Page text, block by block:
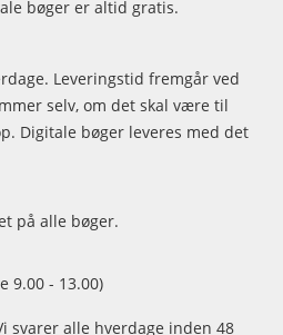
bøger er altid gratis.
Leveringstid fremgår ved
selv, om det skal være til
Digitale bøger leveres med det
på alle bøger.
9.00 - 13.00)
svarer alle hverdage inden 48